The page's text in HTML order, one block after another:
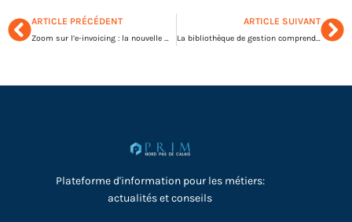
ARTICLE PRÉCÉDENT
Zoom sur l’e-invoicing : la nouvelle manière de facturer
ARTICLE SUIVANT
La bibliothèque de gestion comprend des documents pour organismes à but lucratif ou non
Plateforme d'information pour les métiers:
actualités et conseils